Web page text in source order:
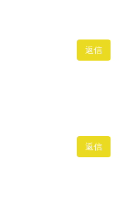
返信
返信